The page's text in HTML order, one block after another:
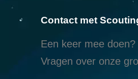
Contact met
Een keer mee doen?
Vragen over onze